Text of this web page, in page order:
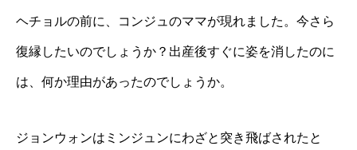
ヘチョルの前に、コンジュのママが現れました。今さら
復縁したいのでしょうか？出産後すぐに姿を消したのに
は、何か理由があったのでしょうか。
ジョンウォンはミンジュンにわざと突き飛ばされたと